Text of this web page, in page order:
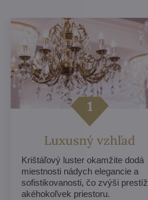
Luxusný vzhľad
Krištáľový luster okamžite dodá
miestnosti nádych elegancie a
sofistikovanosti, čo zvýši prestíž
akéhokoľvek priestoru.